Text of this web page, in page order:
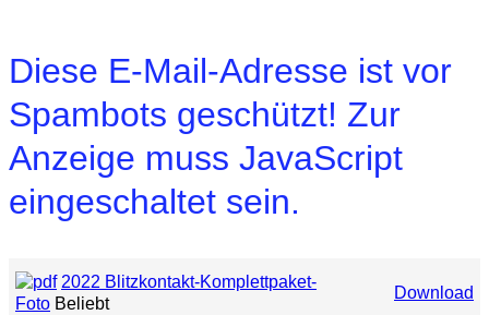
Diese E-Mail-Adresse ist vor
Spambots geschützt! Zur
Anzeige muss JavaScript
eingeschaltet sein.
2022 Blitzkontakt-Komplettpaket-
Foto Beliebt
Download